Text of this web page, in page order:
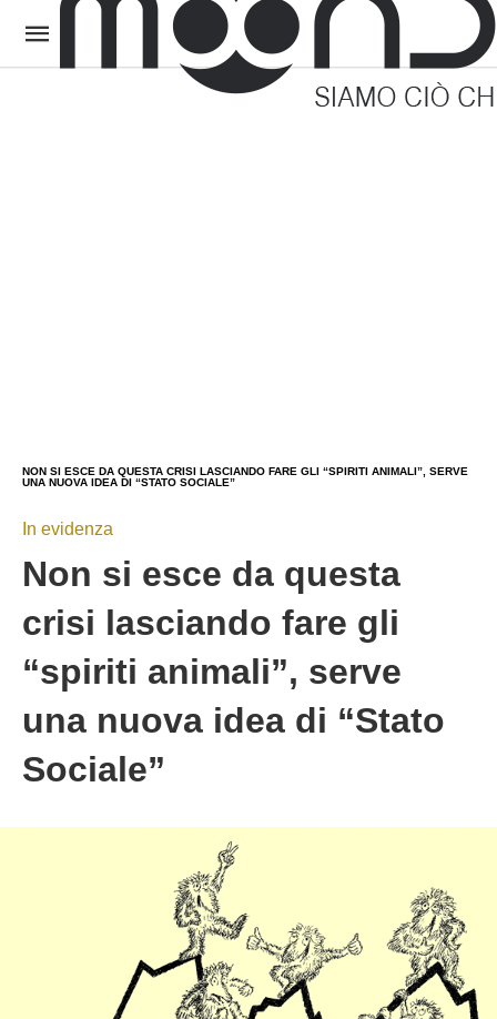
NON SI ESCE DA QUESTA CRISI LASCIANDO FARE GLI “SPIRITI ANIMALI”, SERVE
UNA NUOVA IDEA DI “STATO SOCIALE”
In evidenza
Non si esce da questa
crisi lasciando fare gli
“spiriti animali”, serve
una nuova idea di “Stato
Sociale”